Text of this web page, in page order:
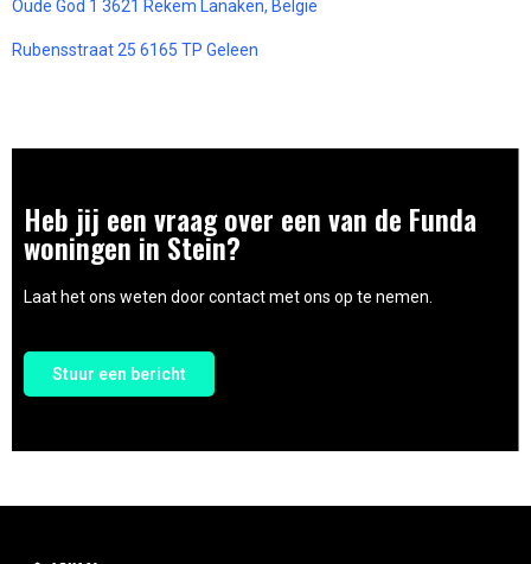
Oude God 1 3621 Rekem Lanaken, België
Rubensstraat 25 6165 TP Geleen
Heb jij een vraag over een van de Funda
woningen in Stein?
Laat het ons weten door contact met ons op te nemen.
Stuur een bericht